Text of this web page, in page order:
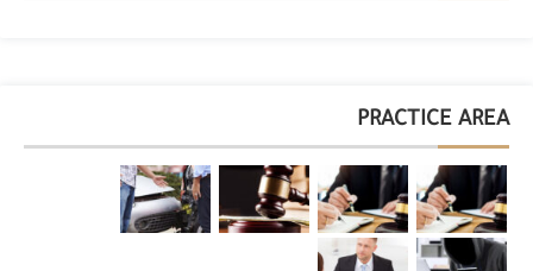
PRACTICE AREA